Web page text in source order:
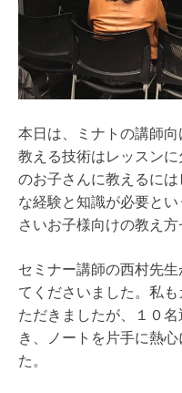
本日は、ミナトの講師
教える技術はレッスン
のお子さんに教えるに
な経験と知識が必要と
さいお子様向けの教え方
セミナー講師の西村先
てくださいました。私
ただきましたが、１０
き、ノートを片手に熱
た。